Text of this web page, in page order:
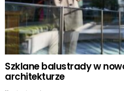
Szklane balustrady w
architekturze